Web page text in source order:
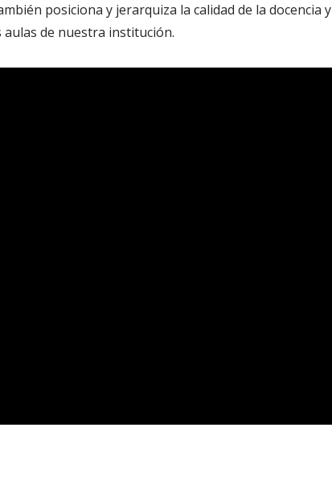
posiciona y jerarquiza la calidad de la docencia y
de nuestra institución.